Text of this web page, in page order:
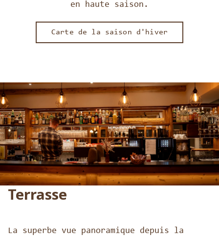
en haute saison.
Carte de la saison d'hiver
Terrasse
La superbe vue panoramique depuis la